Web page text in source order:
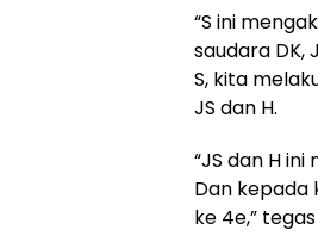
“S ini
saudara DK,
S, kita
JS dan H.
“JS dan H
Dan kepada
ke 4e,”